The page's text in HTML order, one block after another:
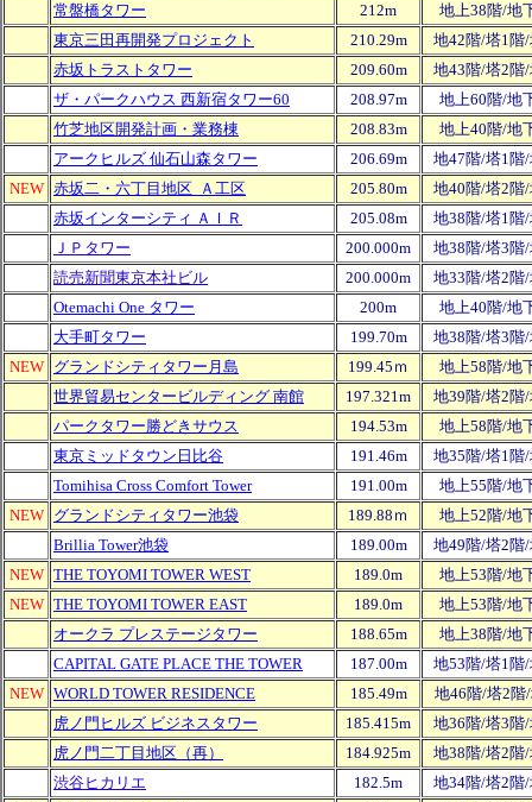
常盤橋タワー
212m
地上38階/地
東京三田再開発プロジェクト
210.29m
地42階/塔1階
赤坂トラストタワー
209.60m
地43階/塔2階
ザ・パークハウス 西新宿タワー60
208.97m
地上60階/地
竹芝地区開発計画・業務棟
208.83m
地上40階/地
アークヒルズ 仙石山森タワー
206.69m
地47階/塔1階
NEW 赤坂二・六丁目地区 Ａ工区 205.80m
地40階/塔2階
赤坂インターシティ ＡＩＲ
205.08m
地38階/塔1階
ＪＰタワー
200.000m
地38階/塔3階
読売新聞東京本社ビル
200.000m
地33階/塔2階
Otemachi One タワー
200m
地上40階/地
大手町タワー
199.70m
地38階/塔3階
NEW
グランドシティタワー月島 199.45ｍ
地上58階/地
世界貿易センタービルディング 南館
197.321m
地39階/塔2階
パークタワー勝どきサウス
194.53m
地上58階/地
東京ミッドタウン日比谷
191.46m
地35階/塔1階
Tomihisa Cross Comfort Tower
191.00m
地上55階/地
NEW
グランドシティタワー池袋 189.88ｍ
地上52階/地
Brillia Tower池袋
189.00m
地49階/塔2階
NEW THE TOYOMI TOWER WEST 189.0m
地上53階/地
NEW THE TOYOMI TOWER EAST 189.0m
地上53階/地
オークラ プレステージタワー
188.65m
地上38階/地
CAPITAL GATE PLACE THE TOWER
187.00m
地53階/塔1階
NEW WORLD TOWER RESIDENCE 185.49m
地46階/塔2階
虎ノ門ヒルズ ビジネスタワー
185.415m
地36階/塔3階
虎ノ門二丁目地区（再）
184.925m
地38階/塔2階
渋谷ヒカリエ
182.5m
地34階/塔2階